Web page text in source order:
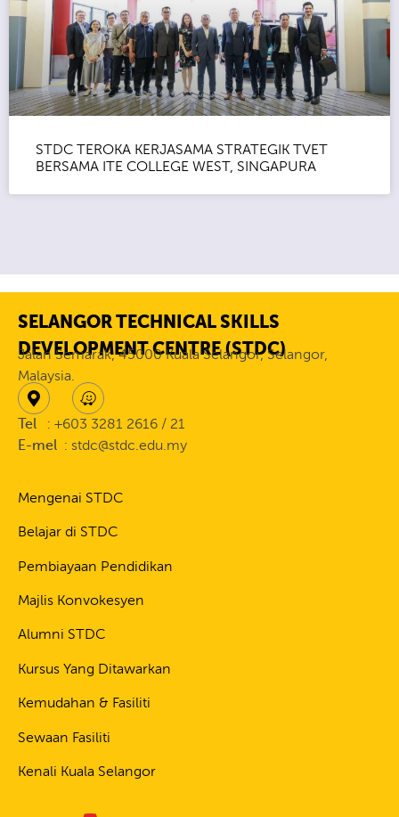
STDC TEROKA KERJASAMA STRATEGIK TVET
BERSAMA ITE COLLEGE WEST, SINGAPURA
SELANGOR TECHNICAL SKILLS
DEVELOPMENT CENTRE (STDC)
Jalan Semarak, 45000 Kuala Selangor, Selangor,
Malaysia.
Tel
: +603 3281 2616 / 21
E-mel : stdc@stdc.edu.my
Mengenai STDC
Belajar di STDC
Pembiayaan Pendidikan
Majlis Konvokesyen
Alumni STDC
Kursus Yang Ditawarkan
Kemudahan & Fasiliti
Sewaan Fasiliti
Kenali Kuala Selangor